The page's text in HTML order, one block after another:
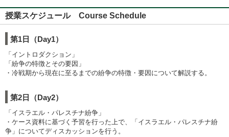
授業スケジュール Course Schedule
第1日（Day1）
「イントロダクション」
「紛争の特徴とその要因」
・冷戦期から現在に至るまでの紛争の特徴・要因について解説する。
第2日（Day2）
「イスラエル・パレスチナ紛争」
・ケース資料に基づく予習を行った上で、「イスラエル・パレスチナ紛
争」についてディスカッションを行う。